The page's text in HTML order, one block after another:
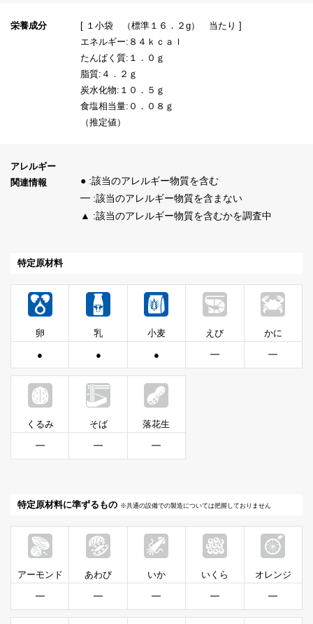
栄養成分
[ １小袋 （標準１６．２g） 当たり ]
エネルギー:８４ｋｃａｌ
たんぱく質:１．０ｇ
脂質:４．２ｇ
炭水化物:１０．５ｇ
食塩相当量:０．０８ｇ
（推定値）
アレルギー
関連情報
● :該当のアレルギー物質を含む
━ :該当のアレルギー物質を含まない
▲ :該当のアレルギー物質を含むかを調査中
特定原材料
卵
●
乳
●
小麦
●
えび
━
かに
━
くるみ
━
そば
━
落花生
━
特定原材料に準ずるもの ※共通の設備での製造については把握しておりません
アーモンド
━
あわび
━
いか
━
いくら
━
オレンジ
━